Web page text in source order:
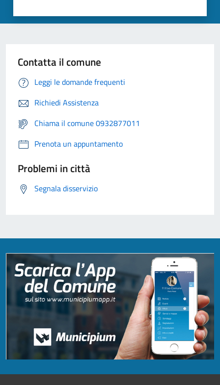
Contatta il comune
Leggi le domande frequenti
Richiedi Assistenza
Chiama il comune 0932877011
Prenota un appuntamento
Problemi in città
Segnala disservizio